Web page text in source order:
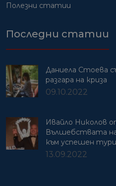
Полезни статии
Последни статии
Даниела Стоева
разгара на криза
09.10.2022
Ивайло Николов
Вълшебствата
към успешен
13.09.2022